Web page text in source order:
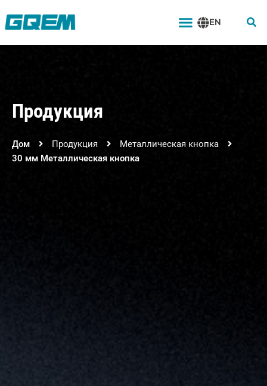
Меню
EN
Продукция
Дом Продукция
Металлическая кнопка
30 мм Металлическая кнопка